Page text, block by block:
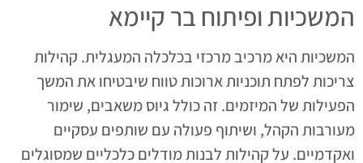
המשכיות ופיתוח בר קיימא
המשכיות היא מרכיב מרכזי בכלכלה המעגלית. קהילות
צריכות לפתח תוכניות ארוכות טווח שיבטיחו את המשך
הפעילות של המיזמים. זה כולל גיוס משאבים, שימור
מעורבות הקהל, ושיתוף פעולה עם שותפים עסקיים
ואקדמיים. על קהילות לבנות מודלים כלכליים שמסוגלים